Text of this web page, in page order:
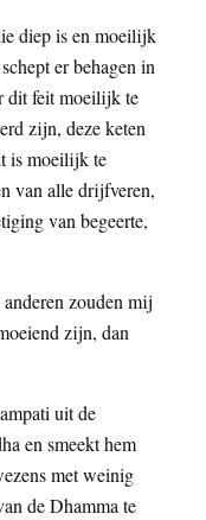
diep is en moeilijk
er behagen in
dit feit moeilijk te
zijn, deze keten
is moeilijk te
van alle drijfveren,
van begeerte,
zouden mij
zijn, dan
uit de
en smeekt hem
met weinig
de Dhamma te